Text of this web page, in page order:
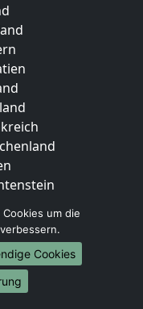
um die
Cookies